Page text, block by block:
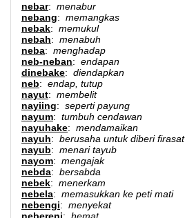
nebar: menabur
nebang: memangkas
nebak: memukul
nebah: menabuh
neba: menghadap
neb-neban: endapan
dinebake: diendapkan
neb: endap, tutup
nayut: membelit
nayiing: seperti payung
nayum: tumbuh cendawan
nayuhake: mendamaikan
nayuh: berusaha untuk diberi firasat
nayub: menari tayub
nayom: mengajak
nebda: bersabda
nebek: menerkam
nebela: memasukkan ke peti mati
nebengi: menyekat